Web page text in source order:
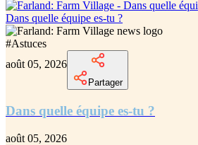
Dans quelle équipe es-tu ?
#Astuces
août 05, 2026
Partager
Dans quelle équipe es-tu ?
août 05, 2026